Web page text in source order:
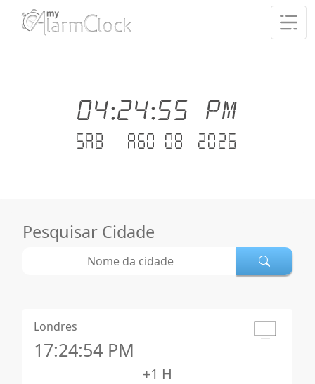
04:24:55 PM
Sab - Ago 08 .2026
Pesquisar Cidade
Londres
17:24:55 PM
+1 H